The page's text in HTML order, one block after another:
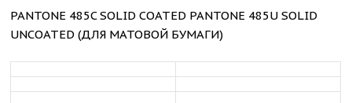
PANTONE 485C SOLID COATED PANTONE 485U SOLID
UNCOATED (ДЛЯ МАТОВОЙ БУМАГИ)